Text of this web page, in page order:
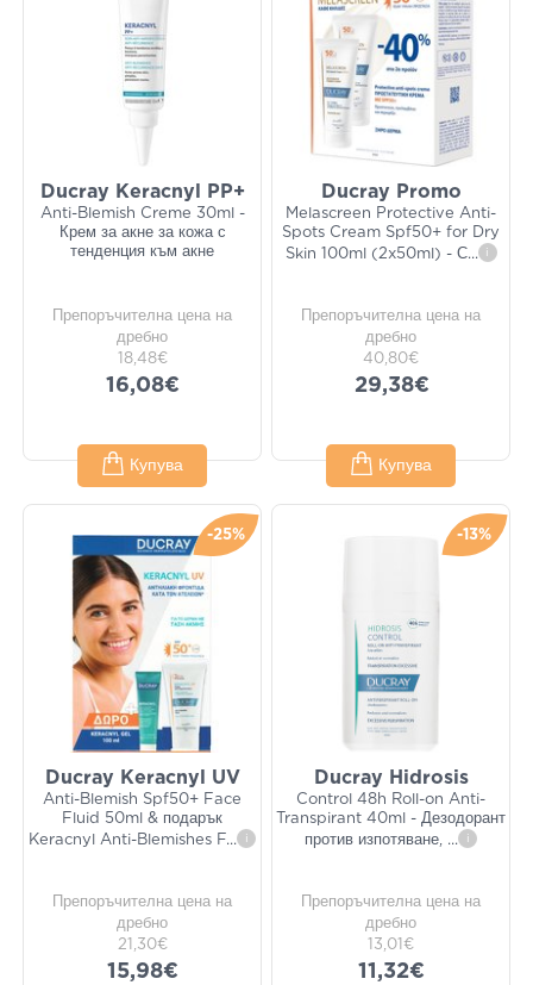
Ducray Keracnyl PP+
Anti-Blemish Creme 30ml -
Крем за акне за кожа с
тенденция към акне
Препоръчителна цена на
дребно
18,48€
16,08€
Купува
Ducray Promo
Melascreen Protective Anti-
Spots Cream Spf50+ for Dry
Skin 100ml (2x50ml) - С... i
Препоръчителна цена на
дребно
40,80€
29,38€
Купува
-25%
Ducray Keracnyl UV
Anti-Blemish Spf50+ Face
Fluid 50ml & подарък
Keracnyl Anti-Blemishes F... i
Препоръчителна цена на
дребно
21,30€
15,98€
-13%
Ducray Hidrosis
Control 48h Roll-on Anti-
Transpirant 40ml - Дезодорант
против изпотяване, ... i
Препоръчителна цена на
дребно
13,01€
11,32€